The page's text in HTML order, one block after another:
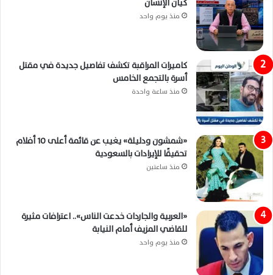
كيان الإنسان
منذ يوم واحد
كاميرات المراقبة تكشف تفاصيل جديدة في مقتل
أسرة بالتجمع الخامس
منذ ساعة واحدة
«شمشون ودليلة» يغيب عن قائمة أعلى 10 أفلام
تحقيقًا للإيرادات بالسعودية
منذ ساعتين
«العربية والجاردات خدعت الناس».. اعترافات مثيرة
للقاضي المزيف أمام النيابة
منذ يوم واحد